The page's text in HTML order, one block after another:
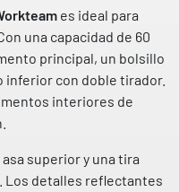
es ideal para
una capacidad de 60
principal, un bolsillo
inferior con doble tirador.
interiores de
superior y una tira
Los detalles reflectantes